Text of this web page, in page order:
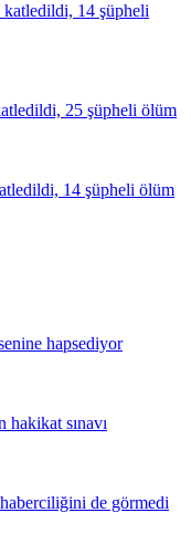
katledildi, 14 şüpheli
25 şüpheli ölüm
14 şüpheli ölüm
hapsediyor
hakikat sınavı
haberciliğini de görmedi